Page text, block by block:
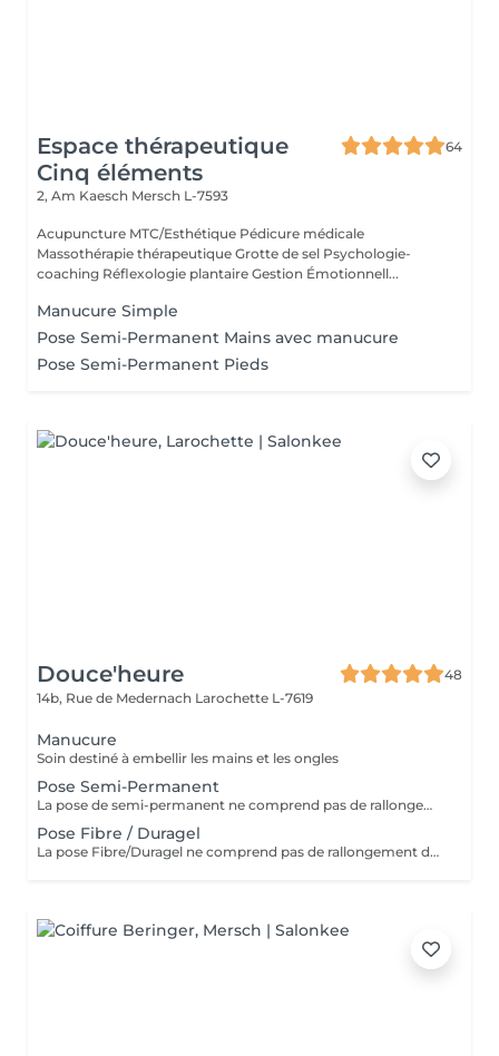
Espace thérapeutique
Cinq éléments
64
2, Am Kaesch Mersch L-7593
Acupuncture MTC/Esthétique Pédicure médicale
Massothérapie thérapeutique Grotte de sel Psychologie-
coaching Réflexologie plantaire Gestion Émotionnell...
Manucure Simple
Pose Semi-Permanent Mains avec manucure
Pose Semi-Permanent Pieds
Douce'heure
48
14b, Rue de Medernach Larochette L-7619
Manucure
Soin destiné à embellir les mains et les ongles
Pose Semi-Permanent
La pose de semi-permanent ne comprend pas de rallongement des ongles. Si vous souhaitez plus de longueur, merci de sélectionner l'option pose complète avec rallongement
Pose Fibre / Duragel
La pose Fibre/Duragel ne comprend pas de rallongement des ongles. Si vous souhaitez plus de longueur, merci de sélectionner l'option pose complète avec rallongement